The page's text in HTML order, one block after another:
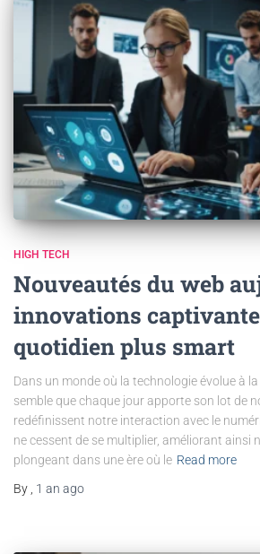
HIGH TECH
Nouveautés du web
innovations
quotidien plus smart
Dans un monde où la technologie évolue à la
semble que chaque jour apporte son lot de
redéfinissent notre interaction avec le
ne cessent de se multiplier, améliorant ainsi
plongeant dans une ère où le Read more
By , 1 an ago